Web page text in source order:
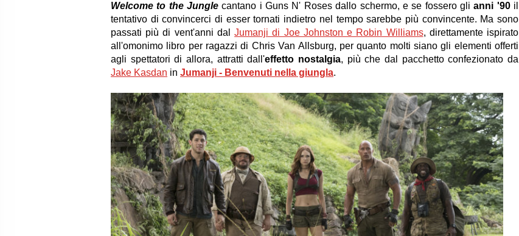
Welcome to the Jungle cantano i Guns N' Roses dallo schermo, e se fossero glianni '90il
tentativo di convincerci di esser tornati indietro nel tempo sarebbe più convincente. Ma sono
passati più di vent'anni dalJumanji di Joe Johnston e Robin Williams, direttamente ispirato
all'omonimo libro per ragazzi di Chris Van Allsburg, per quanto molti siano gli elementi offerti
agli spettatori di allora, attratti dall'effetto nostalgia, più che dal pacchetto confezionato da
Jake Kasdan in Jumanji - Benvenuti nella giungla.